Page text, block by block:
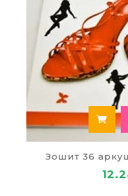
Зошит 36